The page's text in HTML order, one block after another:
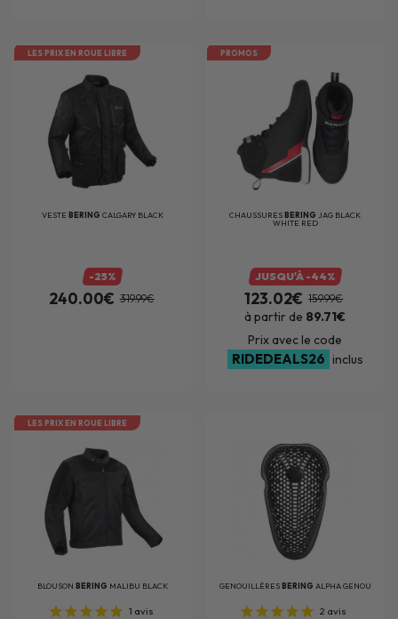
LES PRIX EN ROUE LIBRE
VESTEBERINGCALGARY BLACK
-25%
240.00€ 319.99€
PROMOS
CHAUSSURESBERINGJAG BLACK
WHITE RED
JUSQU'À -44%
123.02€ 159.99€
à partir de 89.71€
Prix avec le code
RIDEDEALS26 inclus
LES PRIX EN ROUE LIBRE
BLOUSONBERING MALIBU BLACK
1 avis
GENOUILLÈRESBERING ALPHA GENOU
2 avis